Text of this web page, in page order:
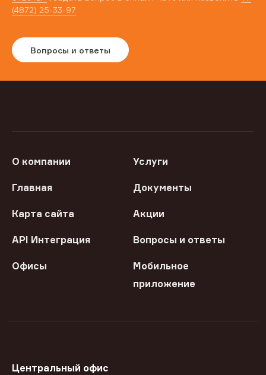
(4872) 25-33-97
Вопросы и ответы
О компании Услуги
Главная Документы
Карта сайта Акции
API Интеграция Вопросы и ответы
Офисы
Мобильное
приложение
Центральный офис